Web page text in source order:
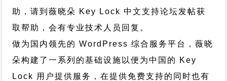
助，请到薇晓朵 Key Lock 中文支持论坛发帖获
取帮助，会有专业技术人员回复。
做为国内领先的 WordPress 综合服务平台，薇晓
朵构建了一系列的基础设施以便为中国的 Key
Lock 用户提供服务，在提供免费支持的同时也有